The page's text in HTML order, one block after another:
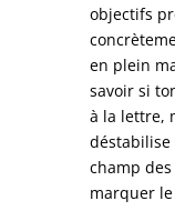
objectifs
en plein
savoir si
à la lettre,
déstabilise
champ
marquer